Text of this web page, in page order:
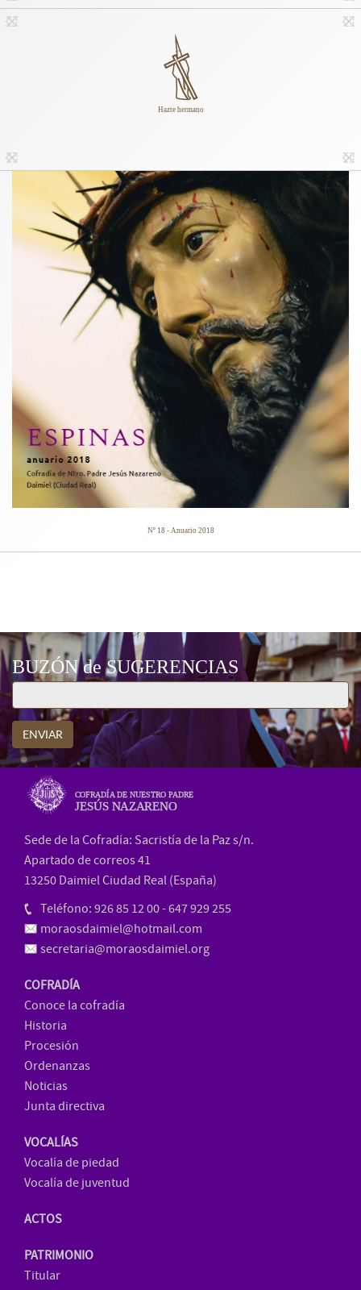
Hazte hermano
Nº 18 - Anuario 2018
BUZÓN de SUGERENCIAS
ENVIAR
COFRADÍA DE NUESTRO PADRE
JESÚS NAZARENO
Sede de la Cofradía: Sacristía de la Paz s/n.
Apartado de correos 41
13250 Daimiel Ciudad Real (España)
Teléfono: 926 85 12 00 - 647 929 255
moraosdaimiel@hotmail.com
secretaria@moraosdaimiel.org
COFRADÍA
Conoce la cofradía
Historia
Procesión
Ordenanzas
Noticias
Junta directiva
VOCALÍAS
Vocalía de piedad
Vocalía de juventud
ACTOS
PATRIMONIO
Titular